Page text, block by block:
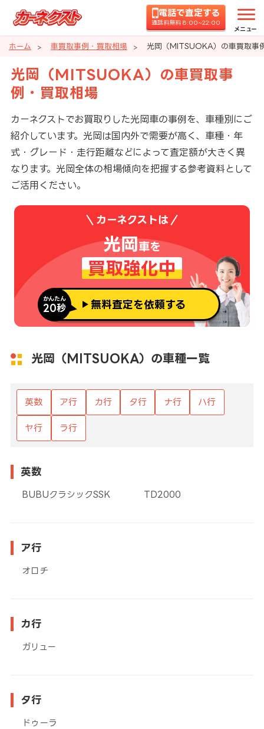
電話で査定する
通話料無料 8:00~22:00
メニュー
ホーム 車買取事例・買取相場 光岡（MITSUOKA）の車買取事
光岡（MITSUOKA）の車買取事
例・買取相場
カーネクストでお買取りした光岡車の事例を、車種別にご
紹介しています。光岡は国内外で需要が高く、車種・年
式・グレード・走行距離などによって査定額が大きく異
なります。光岡全体の相場傾向を把握する参考資料として
ご活用ください。
カーネクストは
光岡車を
買取強化中
かんたん
20秒 無料査定を依頼する
光岡（MITSUOKA）の車種一覧
英数 ア行 カ行 タ行 ナ行 ハ行
ヤ行 ラ行
英数
BUBUクラシックSSK TD2000
ア行
オロチ
カ行
ガリュー
タ行
ドゥーラ